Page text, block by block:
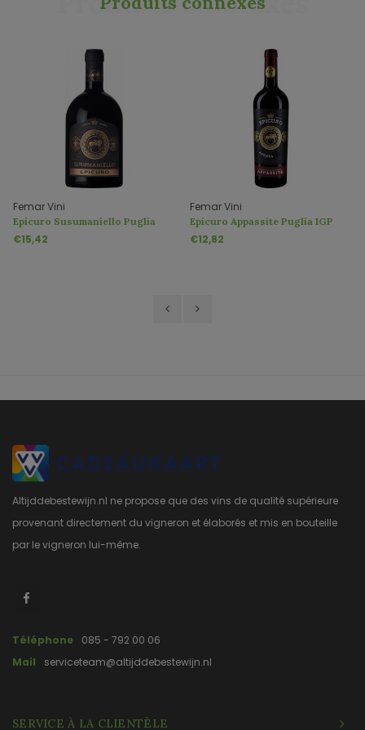
Femar Vini
Epicuro Susumaniello Puglia
IGP
€15,42
Femar Vini
Epicuro Appassite Puglia IGP
€12,82
Altijddebestewijn.nl ne propose que des vins de qualité supérieure
provenant directement du vigneron et élaborés et mis en bouteille
par le vigneron lui-même.
Téléphone
085 - 792 00 06
Mail
serviceteam@altijddebestewijn.nl
SERVICE À LA CLIENTÈLE